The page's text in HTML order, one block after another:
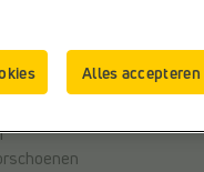
€ 99,99
€ 89,99 Alles accepteren